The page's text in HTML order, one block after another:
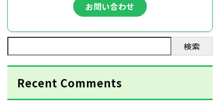
お問い合わせ
検索
Recent Comments